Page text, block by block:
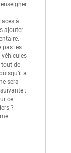
à
ajouter
pas les
tout de
a
sera
:
ce
?